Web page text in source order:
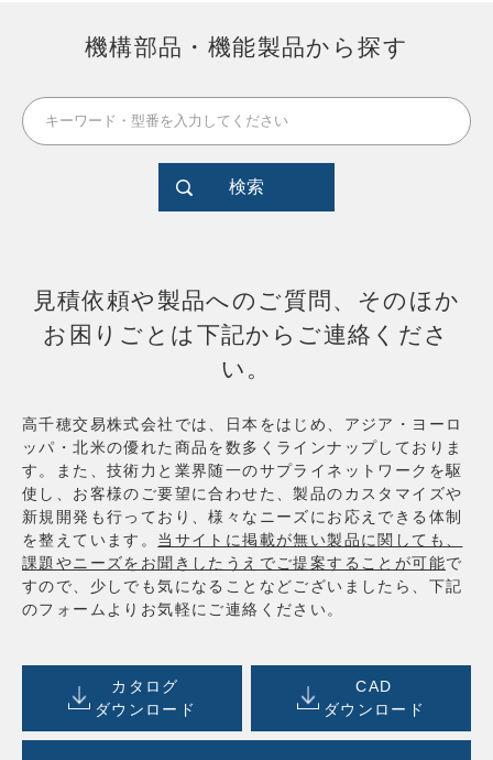
機構部品・機能製品から探す
検索
見積依頼や製品へのご質問、そのほか
お困りごとは下記からご連絡くださ
い。
高千穂交易株式会社では、日本をはじめ、アジア・ヨーロ
ッパ・北米の優れた商品を数多くラインナップしておりま
す。また、技術力と業界随一のサプライネットワークを駆
使し、お客様のご要望に合わせた、製品のカスタマイズや
新規開発も行っており、様々なニーズにお応えできる体制
を整えています。 当サイトに掲載が無い製品に関しても、
課題やニーズをお聞きしたうえでご提案することが可能で
すので、少しでも気になることなどございましたら、下記
のフォームよりお気軽にご連絡ください。
カタログ
ダウンロード
CAD
ダウンロード